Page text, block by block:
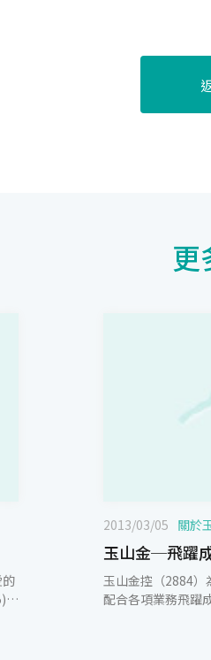
更
日
2013/03/05 關於
玉山金─飛躍
玉山金控（2884）
配合各項業務飛躍